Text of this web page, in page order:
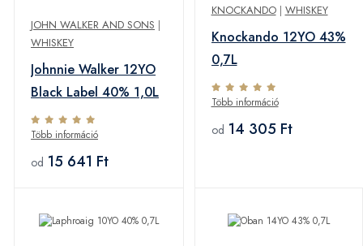
JOHN WALKER AND SONS |
WHISKEY
Johnnie Walker 12YO
Black Label 40% 1,0L
Több információ
od 15 641 Ft
KNOCKANDO| WHISKEY
Knockando 12YO 43%
0,7L
Több információ
od 14 305 Ft